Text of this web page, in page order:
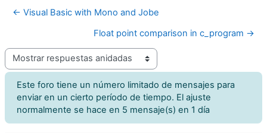
← Visual Basic with Mono and Jobe
Float point comparison in c_program →
Modo de visualización
Este foro tiene un número limitado de mensajes para
enviar en un cierto período de tiempo. El ajuste
normalmente se hace en 5 mensaje(s) en 1 día